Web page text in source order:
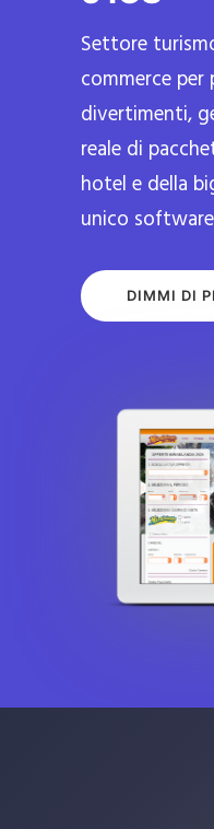
Settore
commerce
divertimenti,
reale di
hotel e della
unico
DIMMI DI